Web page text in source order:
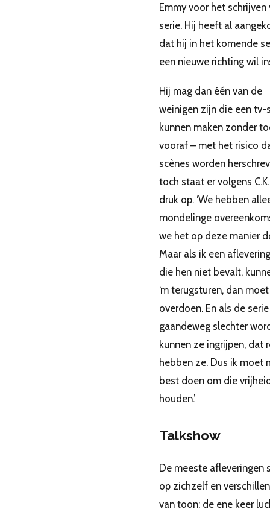
Emmy voor het schrijven
serie. Hij heeft al
dat hij in het komende
een nieuwe richting wil
Hij mag dan één van de
weinigen zijn die een tv-
kunnen maken zonder
vooraf – met het risico
scènes worden
toch staat er volgens
druk op. ‘We hebben
mondelinge
we het op deze manier
Maar als ik een
die hen niet bevalt,
‘m terugsturen, dan
overdoen. En als de serie
gaandeweg slechter
kunnen ze ingrijpen, dat
hebben ze. Dus ik moet
best doen om die
houden.’
Talkshow
De meeste afleveringen
op zichzelf en
van toon: de ene keer